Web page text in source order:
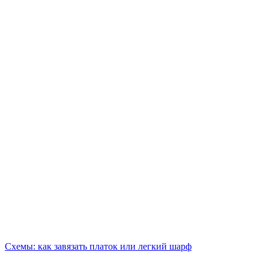
Схемы: как завязать платок или легкий шарф